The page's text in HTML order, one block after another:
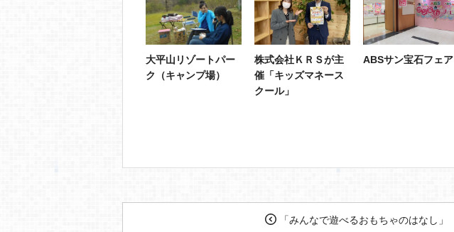
大平山リゾートパー
ク（キャンプ場）
株式会社ＫＲＳが主
催「キッズマネース
クール」
ABSサン宝石フェア
「みんなで遊べるおもちゃのはなし」